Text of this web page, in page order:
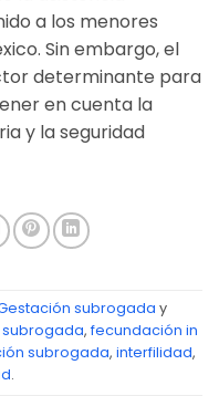
a los menores
Sin embargo, el
determinante para
en cuenta la
y la seguridad
subrogada y
, fecundación in
subrogada, interfilidad,
.